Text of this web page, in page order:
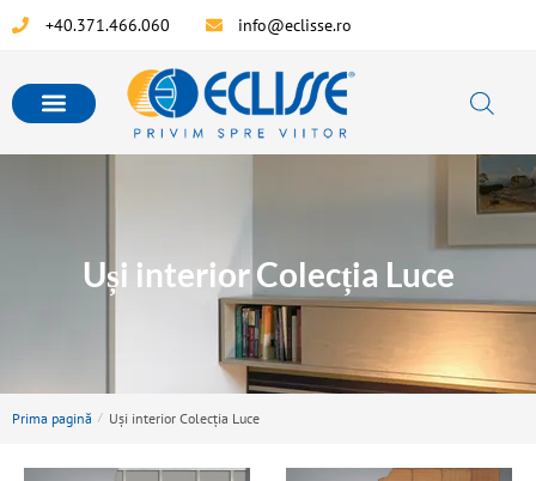
+40.371.466.060 info@eclisse.ro
Uși interior Colecția Luce
Prima pagină / Uși interior Colecția Luce